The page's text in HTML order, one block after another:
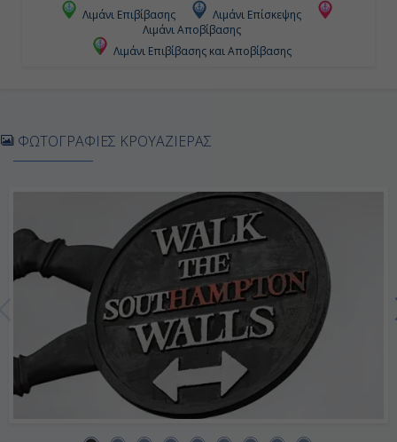
08:00
Γλασκώβη - Γκρήνοκ, Αγγλία
Ημέρα 7η
Εν Πλω
Λιμάνι Επιβίβασης
Λιμάνι Επίσκεψης
Λιμάνι Αποβίβασης
Λιμάνι Επιβίβασης και Αποβίβασης
ΦΩΤΟΓΡΑΦΙΕΣ ΚΡΟΥΑΖΙΕΡΑΣ